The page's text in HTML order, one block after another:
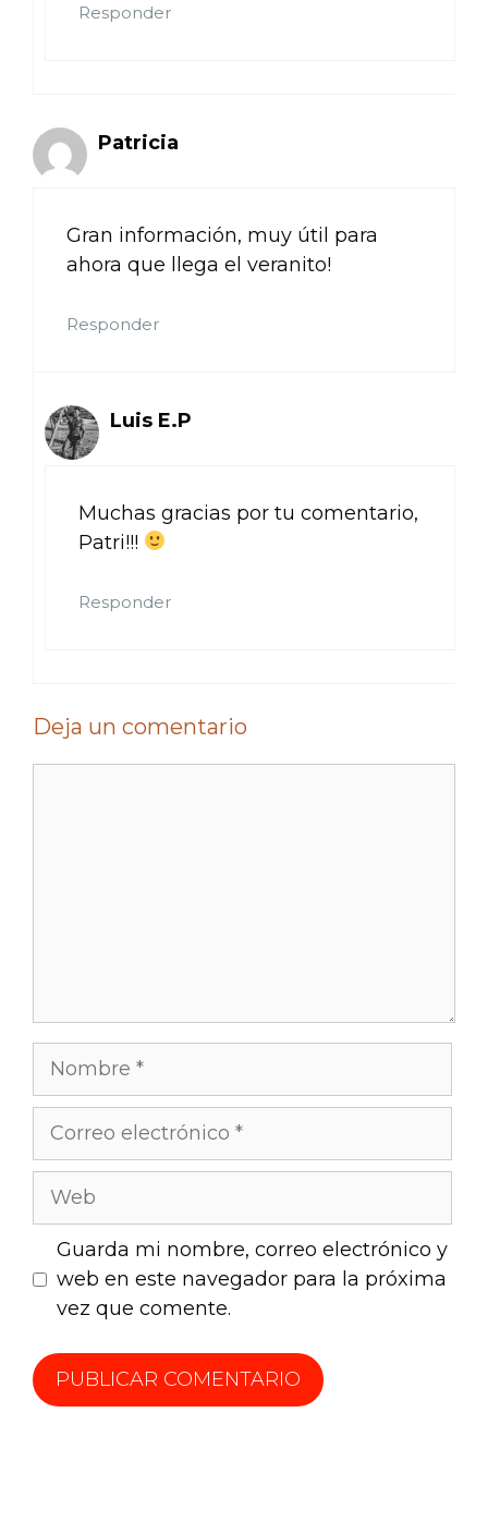
Responder
Patricia
Gran información, muy útil para
ahora que llega el veranito!
Responder
Luis E.P
Muchas gracias por tu comentario,
Patri!!!
Responder
Deja un comentario
Guarda mi nombre, correo electrónico y
web en este navegador para la próxima
vez que comente.